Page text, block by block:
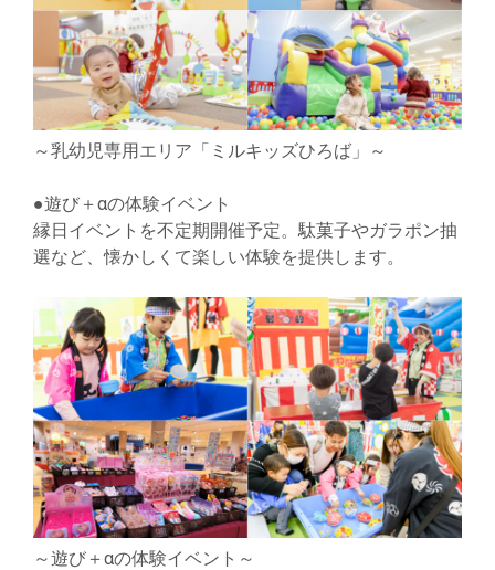
～乳幼児専用エリア「ミルキッズひろば」～
●遊び＋αの体験イベント
縁日イベントを不定期開催予定。駄菓子やガラポン抽
選など、懐かしくて楽しい体験を提供します。
～遊び＋αの体験イベント～